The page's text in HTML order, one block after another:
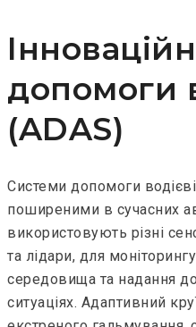
допомоги
(ADAS)
Системи допомоги
поширеними в сучасних
використовують різні
та лідари, для
середовища та надання
ситуаціях. Адаптивний